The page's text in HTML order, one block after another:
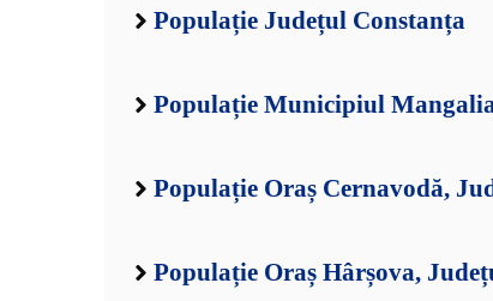
Populație Județul Constanța
Populație Municipiul
Populație Oraș Cernavodă,
Populație Oraș Hârșova,